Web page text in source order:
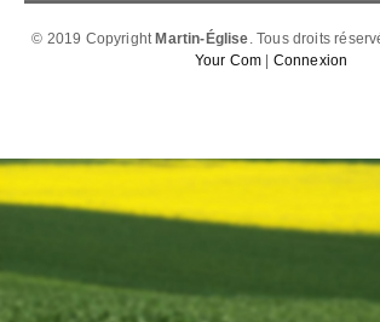
© 2019 Copyright Martin-Église. Tous droits
Your Com
Connexion